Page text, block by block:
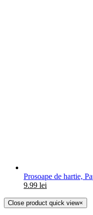
Prosoape de hartie,
9.99 lei
Close product quick view×